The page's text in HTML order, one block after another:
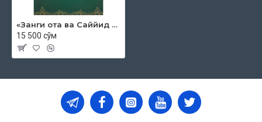
«Занги ота ва Саййид ота тарихи»
15 500 сўм